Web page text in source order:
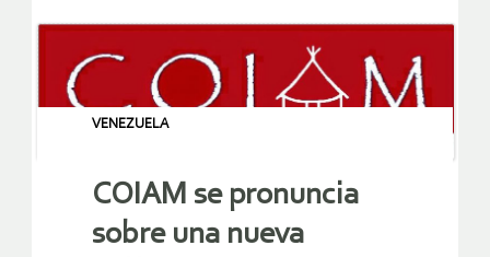
VENEZUELA
COIAM se pronuncia
sobre una nueva